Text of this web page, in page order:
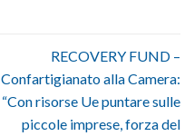
RECOVERY FUND –
Confartigianato alla Camera:
“Con risorse Ue puntare sulle
piccole imprese, forza del